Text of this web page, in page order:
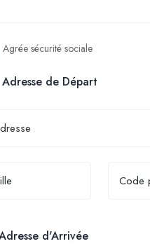
Agrée sécurité sociale
Adresse de Départ
d'Arrivée